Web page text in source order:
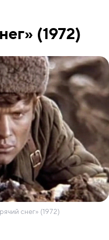
(1972)
снег» (1972)